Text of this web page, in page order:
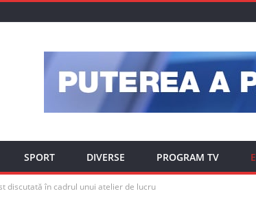
SPORT DIVERSE PROGRAM TV
discutată în cadrul unui atelier de lucru